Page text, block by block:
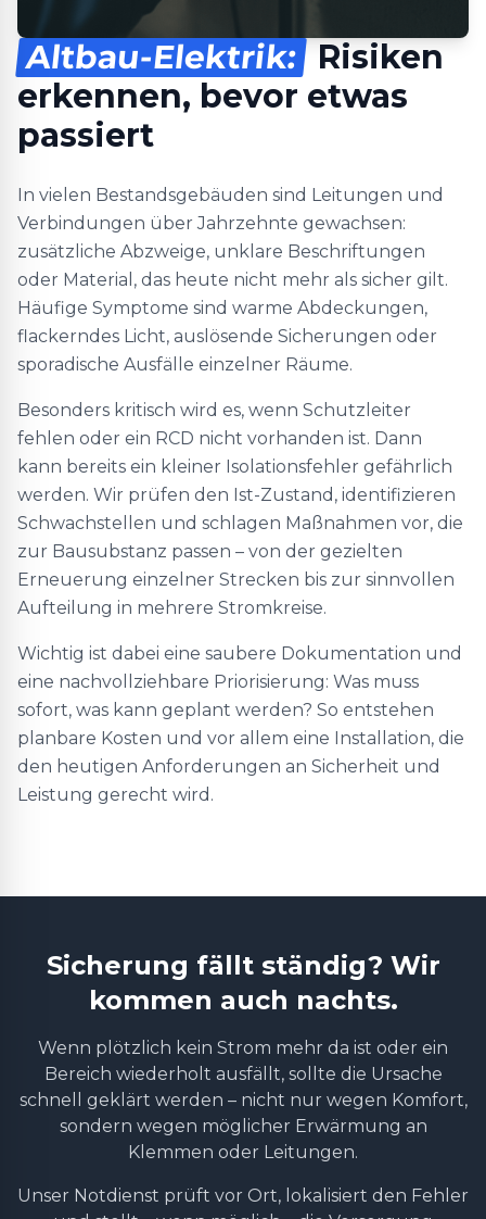
Altbau-Elektrik: Risiken
erkennen, bevor etwas
passiert
In vielen Bestandsgebäuden sind Leitungen und
Verbindungen über Jahrzehnte gewachsen:
zusätzliche Abzweige, unklare Beschriftungen
oder Material, das heute nicht mehr als sicher gilt.
Häufige Symptome sind warme Abdeckungen,
flackerndes Licht, auslösende Sicherungen oder
sporadische Ausfälle einzelner Räume.
Besonders kritisch wird es, wenn Schutzleiter
fehlen oder ein RCD nicht vorhanden ist. Dann
kann bereits ein kleiner Isolationsfehler gefährlich
werden. Wir prüfen den Ist-Zustand, identifizieren
Schwachstellen und schlagen Maßnahmen vor, die
zur Bausubstanz passen – von der gezielten
Erneuerung einzelner Strecken bis zur sinnvollen
Aufteilung in mehrere Stromkreise.
Wichtig ist dabei eine saubere Dokumentation und
eine nachvollziehbare Priorisierung: Was muss
sofort, was kann geplant werden? So entstehen
planbare Kosten und vor allem eine Installation, die
den heutigen Anforderungen an Sicherheit und
Leistung gerecht wird.
Sicherung fällt ständig? Wir
kommen auch nachts.
Wenn plötzlich kein Strom mehr da ist oder ein
Bereich wiederholt ausfällt, sollte die Ursache
schnell geklärt werden – nicht nur wegen Komfort,
sondern wegen möglicher Erwärmung an
Klemmen oder Leitungen.
Unser Notdienst prüft vor Ort, lokalisiert den Fehler